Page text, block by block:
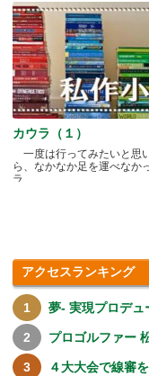
カウラ（１）
一度は行ってみたいと思
ら、なかなか足を運べなか
ラ.....
アクセスランキング
夢- 実現プロデ
プロゴルファー
４大大会で線審